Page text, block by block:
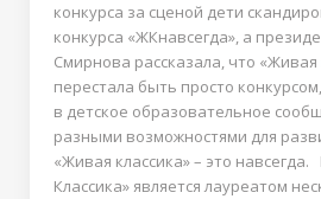
конкурса за сценой дети
конкурса «ЖКнавсегда», а
Смирнова рассказала, что «Живая
перестала быть просто
в детское образовательное
разными возможностями для
«Живая классика» – это
Классика» является лауреатом